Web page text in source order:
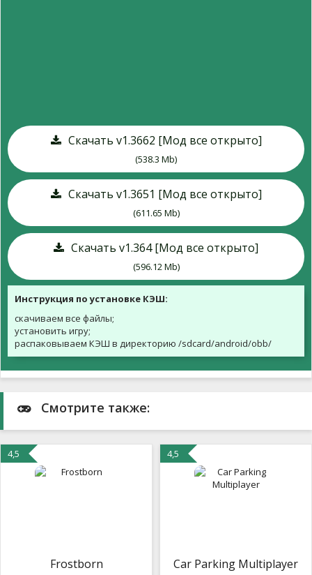
Скачать v1.3662 [Мод все открыто]
(538.3 Mb)
Скачать v1.3651 [Мод все открыто]
(611.65 Mb)
Скачать v1.364 [Мод все открыто]
(596.12 Mb)
Инструкция по установке КЭШ:
скачиваем все файлы;
установить игру;
распаковываем КЭШ в директорию /sdcard/android/obb/
Смотрите также:
4,5
Frostborn
4,5
Car Parking Multiplayer